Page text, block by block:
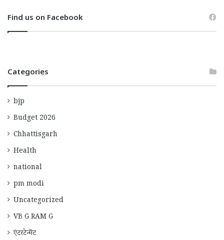
Find us on Facebook
Categories
bjp
Budget 2026
Chhattisgarh
Health
national
pm modi
Uncategorized
VB G RAM G
एंटरटेन्मेंट